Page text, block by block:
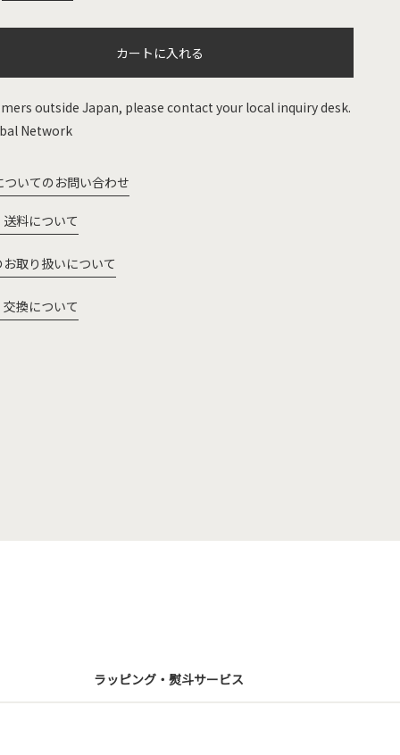
カートに入れる
outside Japan, please contact your local inquiry desk.
Network
ついてのお問い合わせ
料について
お取り扱いについて
換について
ラッピング・熨斗サービス